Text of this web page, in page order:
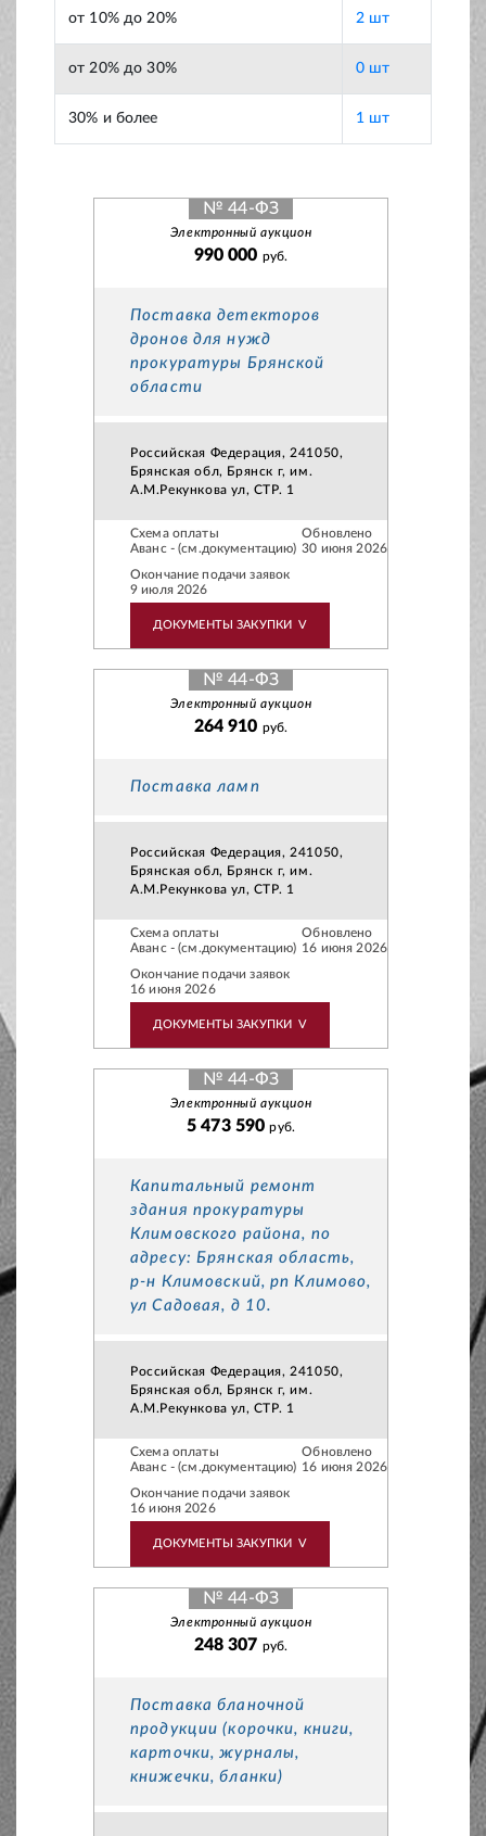
от 10% до 20% 2 шт
от 20% до 30% 0 шт
30% и более 1 шт
№ 44-ФЗ
Электронный аукцион
990 000 руб.
Поставка детекторов
дронов для нужд
прокуратуры Брянской
области
Российская Федерация, 241050,
Брянская обл, Брянск г, им.
А.М.Рекункова ул, СТР. 1
Схема оплаты
Аванс - (см.документацию)
Обновлено
30 июня 2026
Окончание подачи заявок
9 июля 2026
ДОКУМЕНТЫ ЗАКУПКИ V
№ 44-ФЗ
Электронный аукцион
264 910 руб.
Поставка ламп
Российская Федерация, 241050,
Брянская обл, Брянск г, им.
А.М.Рекункова ул, СТР. 1
Схема оплаты
Аванс - (см.документацию)
Обновлено
16 июня 2026
Окончание подачи заявок
16 июня 2026
ДОКУМЕНТЫ ЗАКУПКИ V
№ 44-ФЗ
Электронный аукцион
5 473 590руб.
Капитальный ремонт
здания прокуратуры
Климовского района, по
адресу: Брянская область,
р-н Климовский, рп Климово,
ул Садовая, д 10.
Российская Федерация, 241050,
Брянская обл, Брянск г, им.
А.М.Рекункова ул, СТР. 1
Схема оплаты
Аванс - (см.документацию)
Обновлено
16 июня 2026
Окончание подачи заявок
16 июня 2026
ДОКУМЕНТЫ ЗАКУПКИ V
№ 44-ФЗ
Электронный аукцион
248 307 руб.
Поставка бланочной
продукции (корочки, книги,
карточки, журналы,
книжечки, бланки)